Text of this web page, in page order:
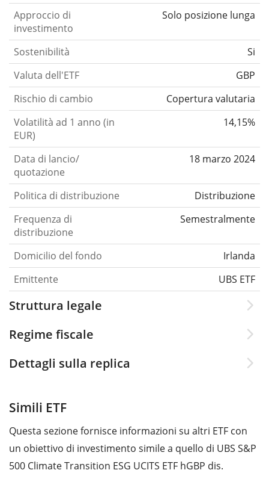
Approccio di
investimento
Solo posizione lunga
Sostenibilità
Si
Valuta dell'ETF
GBP
Rischio di cambio
Copertura valutaria
Volatilità ad 1 anno (in
EUR)
14,15%
Data di lancio/
quotazione
18 marzo 2024
Politica di distribuzione
Distribuzione
Frequenza di
distribuzione
Semestralmente
Domicilio del fondo
Irlanda
Emittente
UBS ETF
Struttura legale
Regime fiscale
Dettagli sulla replica
Simili ETF
Questa sezione fornisce informazioni su altri ETF con
un obiettivo di investimento simile a quello di UBS S&P
500 Climate Transition ESG UCITS ETF hGBP dis.